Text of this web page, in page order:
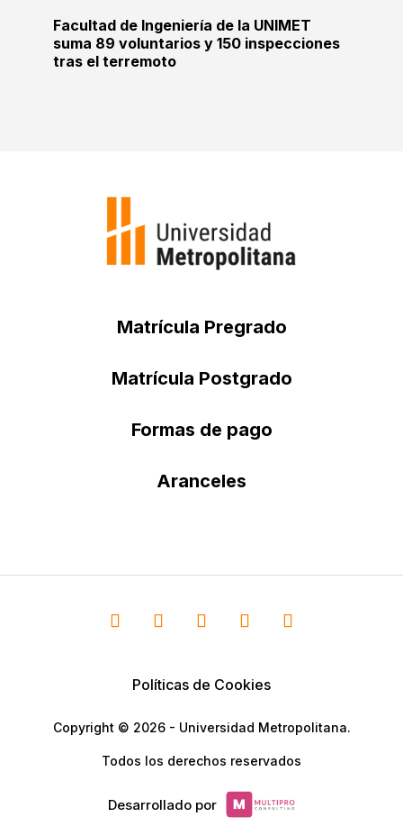
Facultad de Ingeniería de la UNIMET
suma 89 voluntarios y 150 inspecciones
tras el terremoto
Matrícula Pregrado
Matrícula Postgrado
Formas de pago
Aranceles
Políticas de Cookies
Copyright © 2026 - Universidad Metropolitana.
Todos los derechos reservados
Desarrollado por